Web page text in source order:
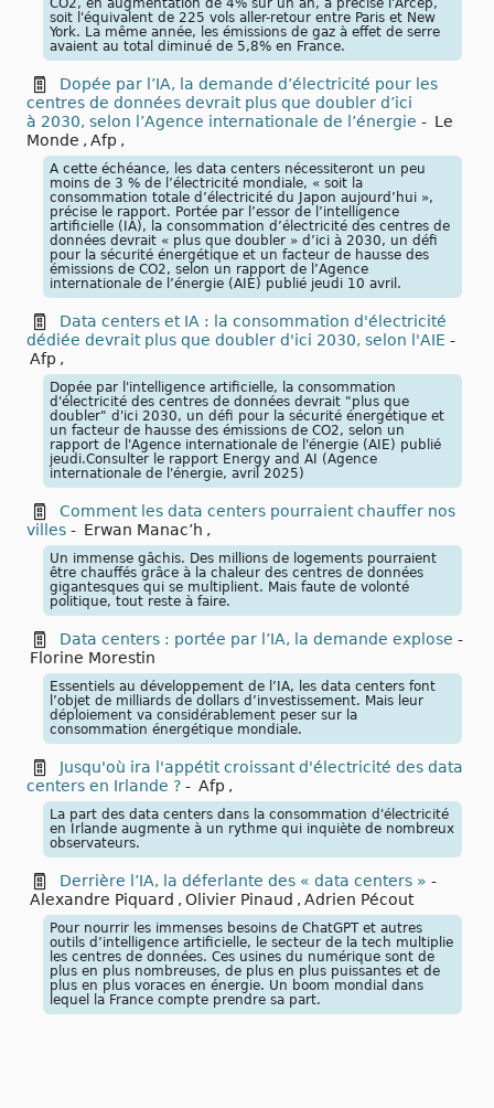
CO2, en augmentation de 4% sur un an, a précisé l'Arcep,
soit l'équivalent de 225 vols aller-retour entre Paris et New
York. La même année, les émissions de gaz à effet de serre
avaient au total diminué de 5,8% en France.
Dopée par l’IA, la demande d’électricité pour les
centres de données devrait plus que doubler d’ici
à 2030, selon l’Agence internationale de l’énergie - Le
Monde , Afp ,
A cette échéance, les data centers nécessiteront un peu
moins de 3 % de l’électricité mondiale, « soit la
consommation totale d’électricité du Japon aujourd’hui »,
précise le rapport. Portée par l’essor de l’intelligence
artificielle (IA), la consommation d’électricité des centres de
données devrait « plus que doubler » d’ici à 2030, un défi
pour la sécurité énergétique et un facteur de hausse des
émissions de CO2, selon un rapport de l’Agence
internationale de l’énergie (AIE) publié jeudi 10 avril.
Data centers et IA : la consommation d'électricité
dédiée devrait plus que doubler d'ici 2030, selon l'AIE -
Afp ,
Dopée par l'intelligence artificielle, la consommation
d'électricité des centres de données devrait "plus que
doubler" d'ici 2030, un défi pour la sécurité énergétique et
un facteur de hausse des émissions de CO2, selon un
rapport de l'Agence internationale de l'énergie (AIE) publié
jeudi.Consulter le rapport Energy and AI (Agence
internationale de l'énergie, avril 2025)
Comment les data centers pourraient chauffer nos
villes - Erwan Manac’h ,
Un immense gâchis. Des millions de logements pourraient
être chauffés grâce à la chaleur des centres de données
gigantesques qui se multiplient. Mais faute de volonté
politique, tout reste à faire.
Data centers : portée par l’IA, la demande explose -
Florine Morestin
Essentiels au développement de l’IA, les data centers font
l’objet de milliards de dollars d’investissement. Mais leur
déploiement va considérablement peser sur la
consommation énergétique mondiale.
Jusqu'où ira l'appétit croissant d'électricité des data
centers en Irlande ? - Afp ,
La part des data centers dans la consommation d'électricité
en Irlande augmente à un rythme qui inquiète de nombreux
observateurs.
Derrière l’IA, la déferlante des « data centers » -
Alexandre Piquard , Olivier Pinaud , Adrien Pécout
Pour nourrir les immenses besoins de ChatGPT et autres
outils d’intelligence artificielle, le secteur de la tech multiplie
les centres de données. Ces usines du numérique sont de
plus en plus nombreuses, de plus en plus puissantes et de
plus en plus voraces en énergie. Un boom mondial dans
lequel la France compte prendre sa part.